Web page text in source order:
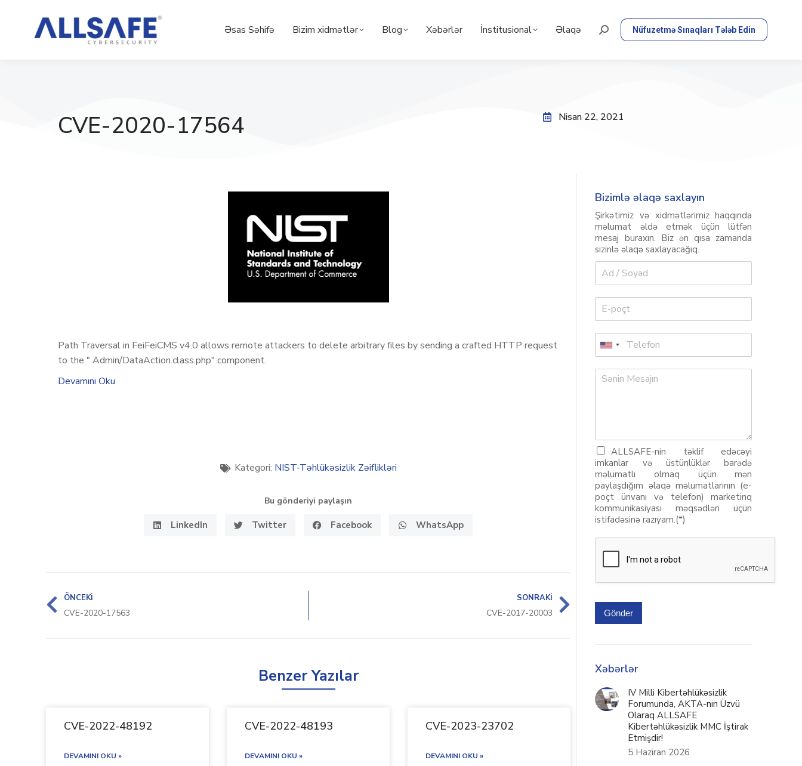
Əsas Səhifə Bizim xidmətlər Blog Xəbərlər İnstitusional Əlaqə Nüfuzetmə Sınaqları Tələb Edin
CVE-2020-17564 Nisan 22, 2021
Path Traversal in FeiFeiCMS v4.0 allows remote attackers to delete arbitrary files by sending a crafted HTTP request
to the " Admin/DataAction.class.php" component.
Devamını Oku
Kategori: NIST-Təhlükəsizlik Zəiflikləri
Bu gönderiyi paylaşın
LinkedIn Twitter Facebook WhatsApp
ÖNCEKI
CVE-2020-17563
SONRAKI
CVE-2017-20003
Benzer Yazılar
CVE-2022-48192
DEVAMINI OKU »
CVE-2022-48193
DEVAMINI OKU »
CVE-2023-23702
DEVAMINI OKU »
Bizimlə əlaqə saxlayın
Şirkətimiz və xidmətlərimiz haqqında
məlumat əldə etmək üçün lütfən
mesaj buraxın. Biz ən qısa zamanda
sizinlə əlaqə saxlayacağıq.
ALLSAFE-nin təklif edəcəyi
imkanlar və üstünlüklər barədə
məlumatlı olmaq üçün mən
paylaşdığım əlaqə məlumatlarının (e-
poçt ünvanı və telefon) marketinq
kommunikasiyası məqsədləri üçün
istifadəsinə razıyam.(*)
Gönder
Xəbərlər
IV Milli Kibertəhlükəsizlik
Forumunda, AKTA-nın Üzvü
Olaraq ALLSAFE
Kibertəhlükəsizlik MMC İştirak
Etmişdir!
5 Haziran 2026